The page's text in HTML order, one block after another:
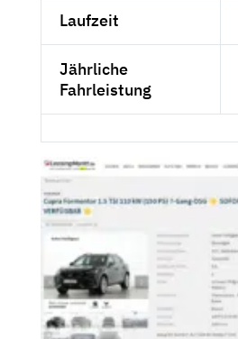
Laufzeit
Jährliche
Fahrleistung